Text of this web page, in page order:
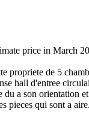
price in March
propriete de 5
hall d'entree
du a son orientation
pieces qui sont a